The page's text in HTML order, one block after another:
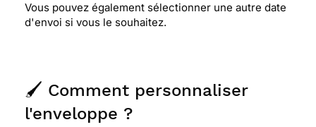
Vous pouvez également sélectionner une autre date
d'envoi si vous le souhaitez.
🖌️ Comment personnaliser
l'enveloppe ?